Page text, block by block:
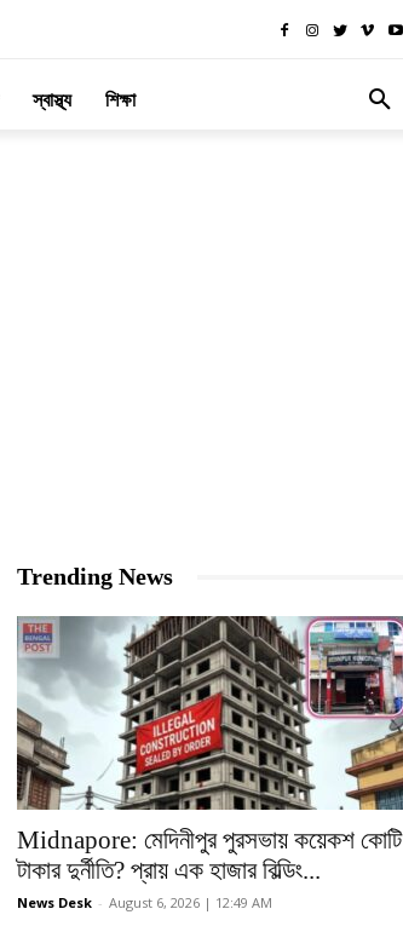
স্বাস্থ্য শিক্ষা
Trending News
Midnapore: মেদিনীপুর পুরসভায় কয়েকশ কোটি
টাকার দুর্নীতি? প্রায় এক হাজার বিল্ডিং...
News Desk - August 6, 2026 | 12:49 AM